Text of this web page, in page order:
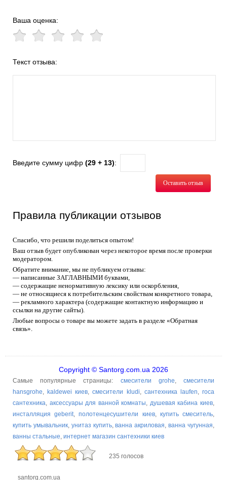
Ваша оценка:
Текст отзыва:
Введите сумму цифр (29 + 13):
Оставить отзыв
Правила публикации отзывов
Спасибо, что решили поделиться опытом!
Ваш отзыв будет опубликован через некоторое время после проверки
модератором.
Обратите внимание, мы не публикуем отзывы:
— написанные ЗАГЛАВНЫМИ буквами,
— содержащие ненормативную лексику или оскорбления,
— не относящиеся к потребительским свойствам конкретного товара,
— рекламного характера (содержащие контактную информацию и
ссылки на другие сайты).
Любые вопросы о товаре вы можете задать в разделе «Обратная
связь».
Copyright © Santorg.com.ua 2026
Самые популярные страницы: смесители grohe,смесители
hansgrohe, kaldewei киев,смесители kludi, сантехника laufen,roca
сантехника, аксессуары для ванной комнаты, душевая кабина киев,
инсталляция geberit,полотенцесушители киев, купить смеситель,
купить умывальник, унитаз купить,ванна акриловая,ванна чугунная,
ванны стальные, интернет магазин сантехники киев
235 голосов
santorg.com.ua